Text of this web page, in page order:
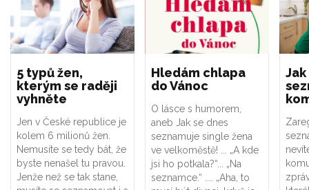
5 typů žen,
kterým se raději
vyhněte
Jen v České republice je
kolem 6 milionů žen.
Nemusíte se tedy bát, že
byste nenašel tu pravou.
Jenže než se tak stane,
Hledám chlapa
do Vánoc
O lásce s humorem,
aneb Jak se dnes
seznamuje single žena
ve velkoměstě! ... „A kde
jsi ho potkala?“... „Na
seznamce.“ .... „Aha, to